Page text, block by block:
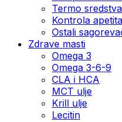
Termo
Kontrola apetita
Ostali
Zdrave masti
Omega 3
Omega 3-6-9
CLA i HCA
MCT ulje
Krill ulje
Lecitin